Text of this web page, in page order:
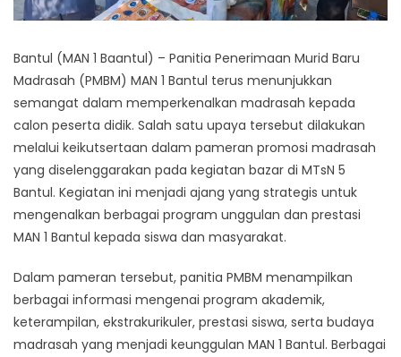
Bantul (MAN 1 Baantul) – Panitia Penerimaan Murid Baru
Madrasah (PMBM) MAN 1 Bantul terus menunjukkan
semangat dalam memperkenalkan madrasah kepada
calon peserta didik. Salah satu upaya tersebut dilakukan
melalui keikutsertaan dalam pameran promosi madrasah
yang diselenggarakan pada kegiatan bazar di MTsN 5
Bantul. Kegiatan ini menjadi ajang yang strategis untuk
mengenalkan berbagai program unggulan dan prestasi
MAN 1 Bantul kepada siswa dan masyarakat.
Dalam pameran tersebut, panitia PMBM menampilkan
berbagai informasi mengenai program akademik,
keterampilan, ekstrakurikuler, prestasi siswa, serta budaya
madrasah yang menjadi keunggulan MAN 1 Bantul. Berbagai